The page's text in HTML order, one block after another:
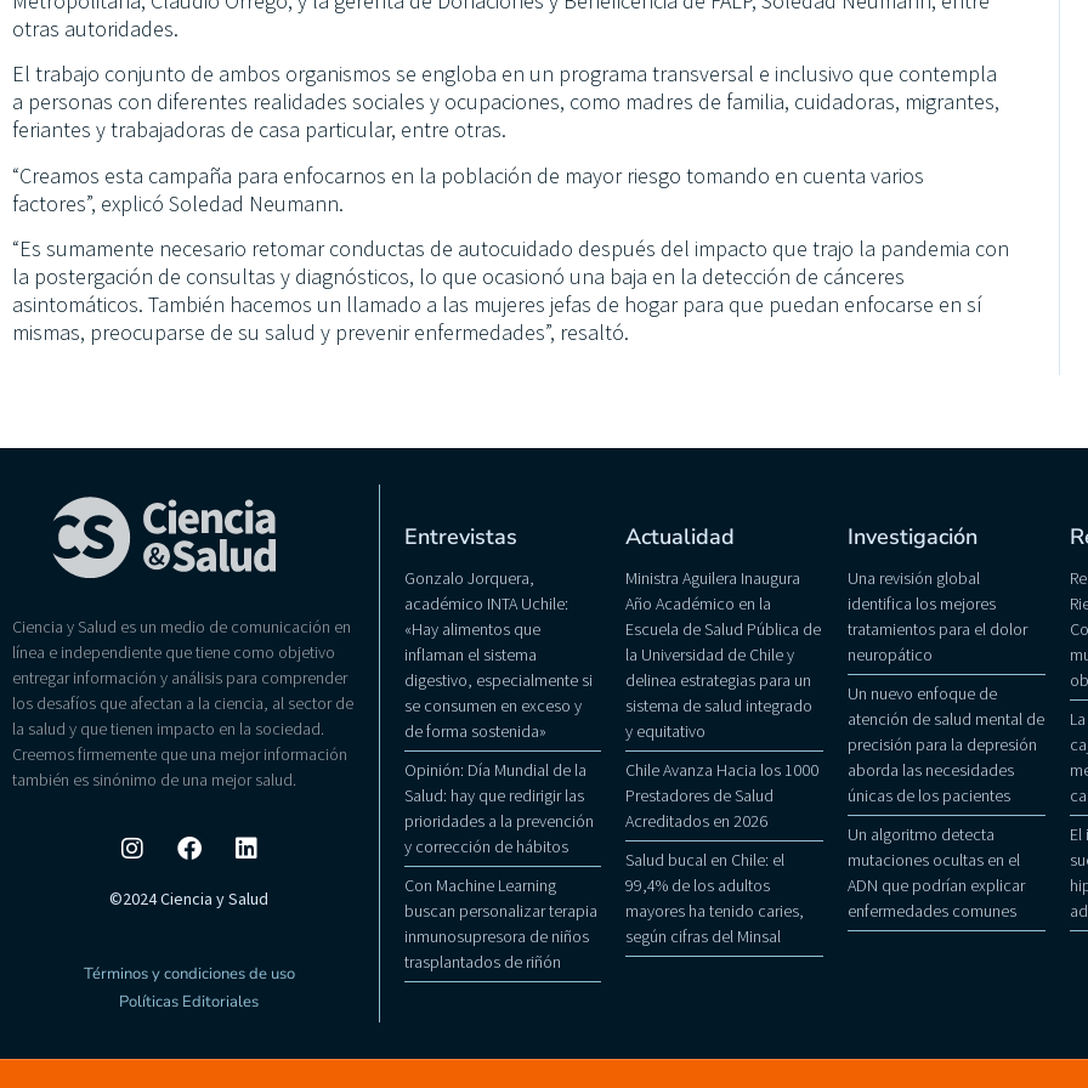
otras autoridades.
El trabajo conjunto de ambos organismos se engloba en un programa transversal e inclusivo que contempla
a personas con diferentes realidades sociales y ocupaciones, como madres de familia, cuidadoras, migrantes,
feriantes y trabajadoras de casa particular, entre otras.
“Creamos esta campaña para enfocarnos en la población de mayor riesgo tomando en cuenta varios
factores”, explicó Soledad Neumann.
“Es sumamente necesario retomar conductas de autocuidado después del impacto que trajo la pandemia con
la postergación de consultas y diagnósticos, lo que ocasionó una baja en la detección de cánceres
asintomáticos. También hacemos un llamado a las mujeres jefas de hogar para que puedan enfocarse en sí
mismas, preocuparse de su salud y prevenir enfermedades”, resaltó.
Ciencia y Salud es un medio de comunicación en
línea e independiente que tiene como objetivo
entregar información y análisis para comprender
los desafíos que afectan a la ciencia, al sector de
la salud y que tienen impacto en la sociedad.
Creemos firmemente que una mejor información
también es sinónimo de una mejor salud.
©2024 Ciencia y Salud
Términos y condiciones de uso
Políticas Editoriales
Entrevistas
Gonzalo Jorquera,
académico INTA Uchile:
«Hay alimentos que
inflaman el sistema
digestivo, especialmente si
se consumen en exceso y
de forma sostenida»
Opinión: Día Mundial de la
Salud: hay que redirigir las
prioridades a la prevención
y corrección de hábitos
Con Machine Learning
buscan personalizar terapia
inmunosupresora de niños
trasplantados de riñón
Actualidad
Ministra Aguilera Inaugura
Año Académico en la
Escuela de Salud Pública de
la Universidad de Chile y
delinea estrategias para un
sistema de salud integrado
y equitativo
Chile Avanza Hacia los 1000
Prestadores de Salud
Acreditados en 2026
Salud bucal en Chile: el
99,4% de los adultos
mayores ha tenido caries,
según cifras del Minsal
Investigación
Una revisión global
identifica los mejores
tratamientos para el dolor
neuropático
Un nuevo enfoque de
atención de salud mental de
precisión para la depresión
aborda las necesidades
únicas de los pacientes
Un algoritmo detecta
mutaciones ocultas en el
ADN que podrían explicar
enfermedades comunes